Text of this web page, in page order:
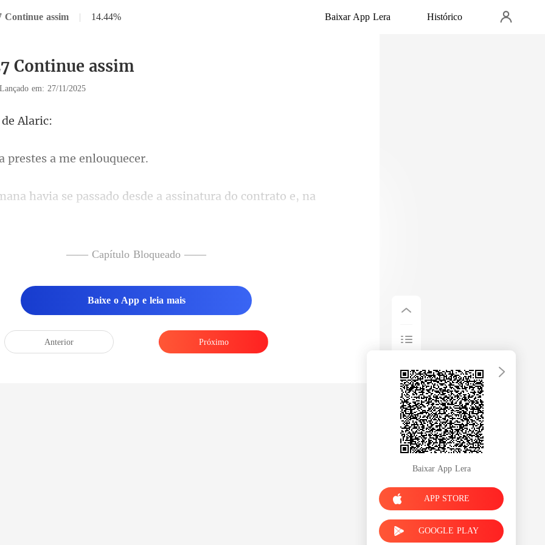
Continue assim | 14.44% Baixar App Lera Histórico
Continue assim
Lançado em: 27/11/2025
prestes a me
assinatura do contrato e, na
de abrigar uma mulher
—— Capítulo Bloqueado ——
Baixe o App e leia mais
Anterior Próximo
Baixar App Lera
APP STORE
GOOGLE PLAY